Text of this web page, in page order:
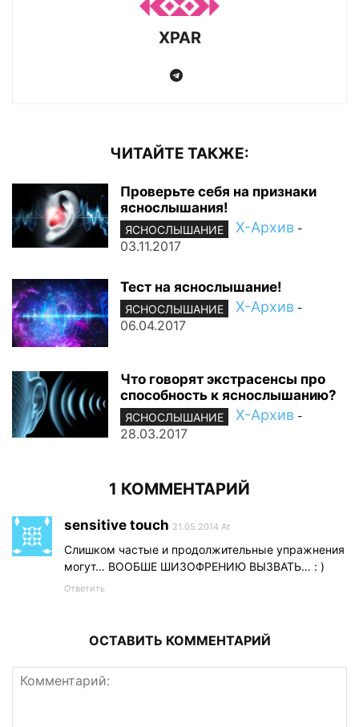
XPAR
ЧИТАЙТЕ ТАКЖЕ:
Проверьте себя на признаки
яснослышания!
ЯСНОСЛЫШАНИЕ Х-Архив -
03.11.2017
Тест на яснослышание!
ЯСНОСЛЫШАНИЕ Х-Архив -
06.04.2017
Что говорят экстрасенсы про
способность к яснослышанию?
ЯСНОСЛЫШАНИЕ Х-Архив -
28.03.2017
1 КОММЕНТАРИЙ
sensitive touch 21.05.2014 At
Слишком частые и продолжительные упражнения
могут… ВООБШЕ ШИЗОФРЕНИЮ ВЫЗВАТЬ… : )
Ответить
ОСТАВИТЬ КОММЕНТАРИЙ